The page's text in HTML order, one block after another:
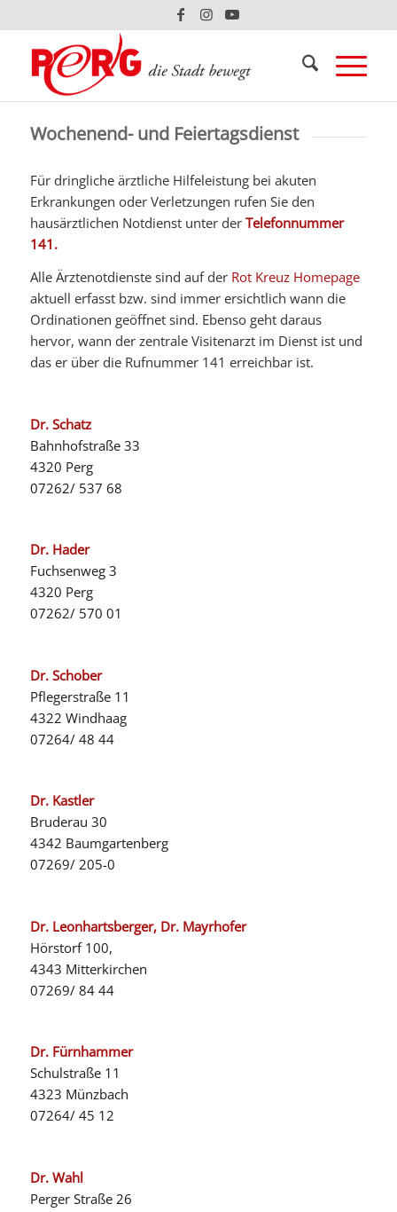
Wochenend- und Feiertagsdienst
Für dringliche ärztliche Hilfeleistung bei akuten
Erkrankungen oder Verletzungen rufen Sie den
hausärztlichen Notdienst unter derTelefonnummer
141.
Alle Ärztenotdienste sind auf der Rot Kreuz Homepage
aktuell erfasst bzw. sind immer ersichtlich wann die
Ordinationen geöffnet sind. Ebenso geht daraus
hervor, wann der zentrale Visitenarzt im Dienst ist und
das er über die Rufnummer 141 erreichbar ist.
Dr. Schatz
Bahnhofstraße 33
4320 Perg
07262/ 537 68
Dr. Hader
Fuchsenweg 3
4320 Perg
07262/ 570 01
Dr. Schober
Pflegerstraße 11
4322 Windhaag
07264/ 48 44
Dr. Kastler
Bruderau 30
4342 Baumgartenberg
07269/ 205-0
Dr. Leonhartsberger, Dr. Mayrhofer
Hörstorf 100,
4343 Mitterkirchen
07269/ 84 44
Dr. Fürnhammer
Schulstraße 11
4323 Münzbach
07264/ 45 12
Dr. Wahl
Perger Straße 26